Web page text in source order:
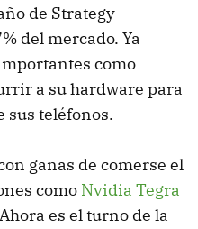
de Strategy
del mercado. Ya
como
a su hardware para
sus teléfonos.
ganas de comerse el
como Nvidia Tegra
es el turno de la